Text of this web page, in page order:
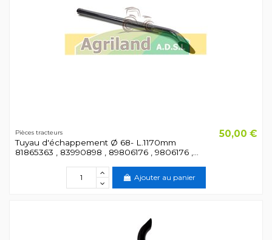
Pièces tracteurs
Tuyau d'échappement Ø 68- L.1170mm
81865363 , 83990898 , 89806176 , 9806176 ,...
50,00 €
Ajouter au panier